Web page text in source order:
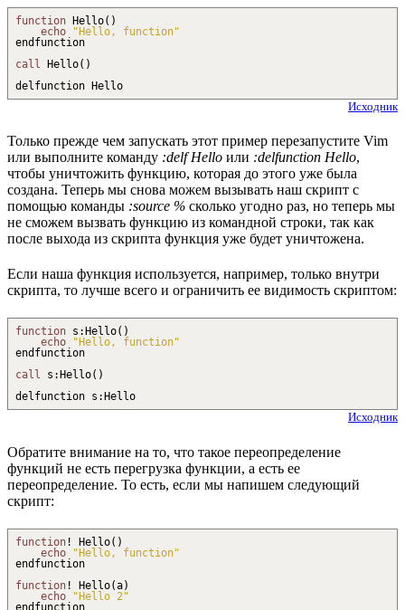
function Hello( )
echo
"Hello, function"
endfunction
call
Hello( )
delfunction Hello
Исходник
Только прежде чем запускать этот пример перезапустите Vim
или выполните команду :delf Hello или :delfunction Hello,
чтобы уничтожить функцию, которая до этого уже была
создана. Теперь мы снова можем вызывать наш скрипт с
помощью команды :source % сколько угодно раз, но теперь мы
не сможем вызвать функцию из командной строки, так как
после выхода из скрипта функция уже будет уничтожена.
Если наша функция используется, например, только внутри
скрипта, то лучше всего и ограничить ее видимость скриптом:
function s : Hello( )
echo
"Hello, function"
endfunction
call s : Hello( )
delfunction s : Hello
Исходник
Обратите внимание на то, что такое переопределение
функций не есть перегрузка функции, а есть ее
переопределение. То есть, если мы напишем следующий
скрипт:
function ! Hello( )
echo
"Hello, function"
endfunction
function ! Hello(a)
echo
"Hello 2"
endfunction